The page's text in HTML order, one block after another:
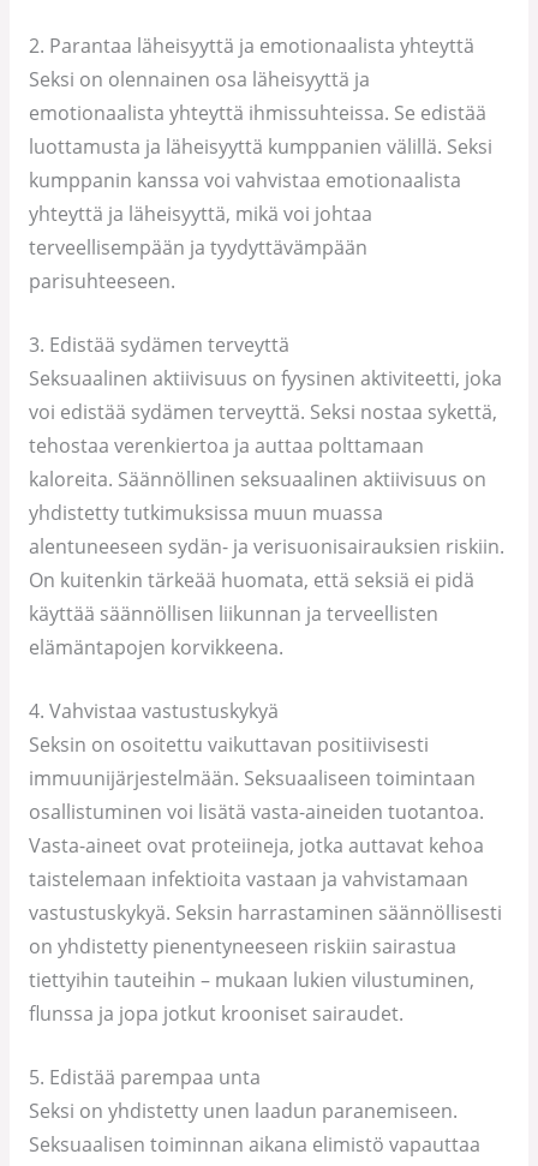
2. Parantaa läheisyyttä ja emotionaalista yhteyttä
Seksi on olennainen osa läheisyyttä ja
emotionaalista yhteyttä ihmissuhteissa. Se edistää
luottamusta ja läheisyyttä kumppanien välillä. Seksi
kumppanin kanssa voi vahvistaa emotionaalista
yhteyttä ja läheisyyttä, mikä voi johtaa
terveellisempään ja tyydyttävämpään
parisuhteeseen.
3. Edistää sydämen terveyttä
Seksuaalinen aktiivisuus on fyysinen aktiviteetti, joka
voi edistää sydämen terveyttä. Seksi nostaa sykettä,
tehostaa verenkiertoa ja auttaa polttamaan
kaloreita. Säännöllinen seksuaalinen aktiivisuus on
yhdistetty tutkimuksissa muun muassa
alentuneeseen sydän- ja verisuonisairauksien riskiin.
On kuitenkin tärkeää huomata, että seksiä ei pidä
käyttää säännöllisen liikunnan ja terveellisten
elämäntapojen korvikkeena.
4. Vahvistaa vastustuskykyä
Seksin on osoitettu vaikuttavan positiivisesti
immuunijärjestelmään. Seksuaaliseen toimintaan
osallistuminen voi lisätä vasta-aineiden tuotantoa.
Vasta-aineet ovat proteiineja, jotka auttavat kehoa
taistelemaan infektioita vastaan ja vahvistamaan
vastustuskykyä. Seksin harrastaminen säännöllisesti
on yhdistetty pienentyneeseen riskiin sairastua
tiettyihin tauteihin – mukaan lukien vilustuminen,
flunssa ja jopa jotkut krooniset sairaudet.
5. Edistää parempaa unta
Seksi on yhdistetty unen laadun paranemiseen.
Seksuaalisen toiminnan aikana elimistö vapauttaa